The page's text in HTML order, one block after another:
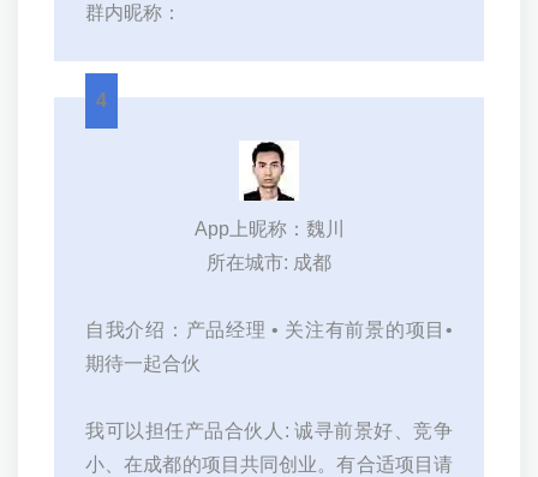
群内昵称：
4
App上昵称：魏川
所在城市: 成都
自我介绍：产品经理 • 关注有前景的项目•
期待一起合伙
我可以担任产品合伙人: 诚寻前景好、竞争
小、在成都的项目共同创业。有合适项目请